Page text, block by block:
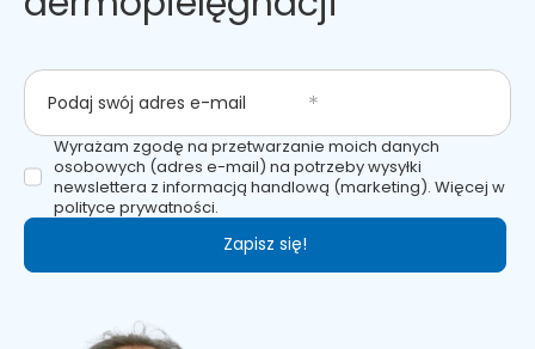
Podaj swój adres e-mail
Wyrażam zgodę na przetwarzanie moich danych
osobowych (adres e-mail) na potrzeby wysyłki
newslettera z informacją handlową (marketing). Więcej w
polityce prywatności.
Zapisz się!